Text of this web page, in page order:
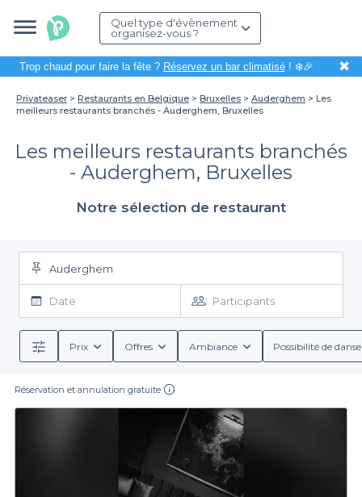
Quel type d'évènement
organisez-vous ?
Trop chaud pour faire la fête ? Réservez un bar climatisé! ❄️🎉 ✖
Privateaser Restaurants en Belgique Bruxelles Auderghem
Les
meilleurs restaurants branchés - Auderghem, Bruxelles
Les meilleurs restaurants branchés
- Auderghem, Bruxelles
Notre sélection de restaurant
Auderghem
Date Participants
Prix Offres Ambiance Possibilité de
Réservation et annulation gratuite